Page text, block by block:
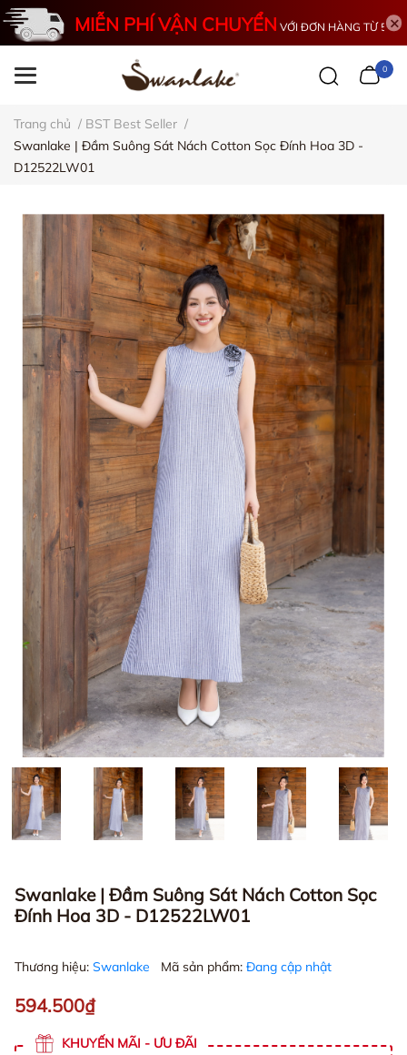
MIỄN PHÍ VẬN CHUYỂN VỚI ĐƠN HÀNG TỪ 500K
0
Trang chủ / BST Best Seller /
Swanlake | Đầm Suông Sát Nách Cotton Sọc Đính Hoa 3D -
D12522LW01
Swanlake | Đầm Suông Sát Nách Cotton Sọc
Đính Hoa 3D - D12522LW01
Thương hiệu: Swanlake Mã sản phẩm: Đang cập nhật
594.500₫
KHUYẾN MÃI - ƯU ĐÃI